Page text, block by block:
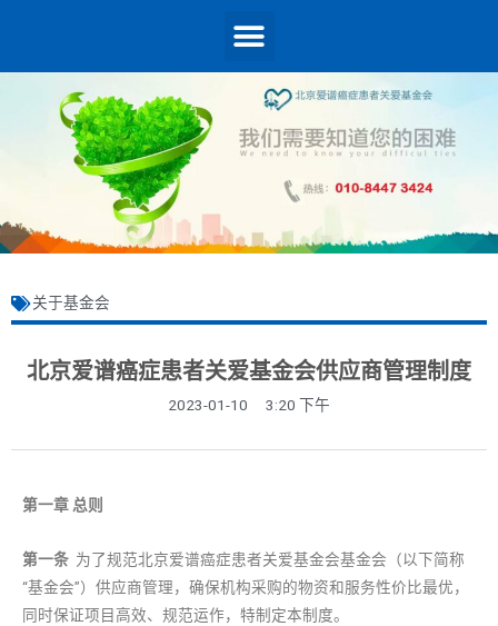
关于基金会
北京爱谱癌症患者关爱基金会供应商管理制度
2023-01-10 3:20 下午
第一章 总则
第一条 为了规范北京爱谱癌症患者关爱基金会基金会（以下简称
“基金会”）供应商管理，确保机构采购的物资和服务性价比最优，
同时保证项目高效、规范运作，特制定本制度。